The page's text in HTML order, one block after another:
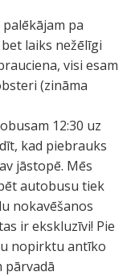
pa
laiks nežēlīgi
visi esam
(zināma
12:30 uz
kad piebrauks
jāstopē. Mēs
autobusu tiek
nokavēšanos
ir ekskluzīvi! Pie
nopirktu antīko